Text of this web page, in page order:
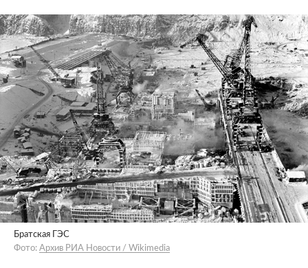
Братская ГЭС
Фото: Архив РИА Новости / Wikimedia